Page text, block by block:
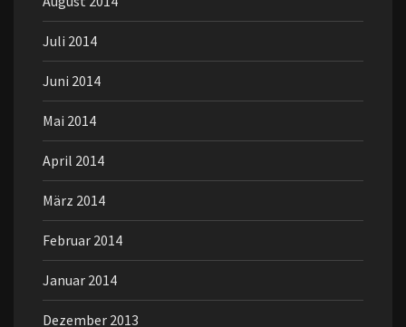
Juli 2014
Juni 2014
Mai 2014
April 2014
März 2014
Februar 2014
Januar 2014
Dezember 2013